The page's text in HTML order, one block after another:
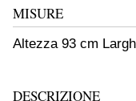
MISURE
Altezza 93 cm
DESCRIZIONE